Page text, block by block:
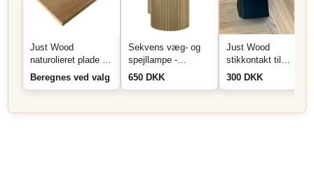
Just Wood
naturolieret plade på
mål
Beregnes ved valg
Sekvens væg- og
spejllampe -
Messing
650 DKK
Just Wood
stikkontakt til
montering i skuffe
300 DKK